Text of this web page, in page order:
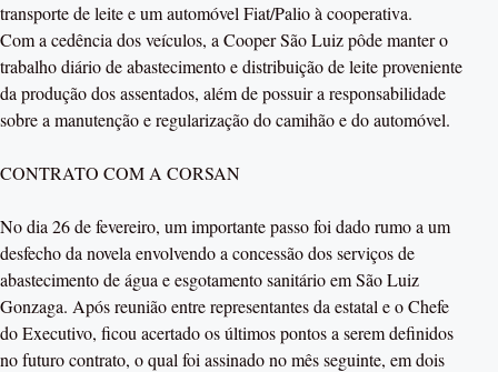
transporte de leite e um automóvel Fiat/Palio à cooperativa.
Com a cedência dos veículos, a Cooper São Luiz pôde manter o
trabalho diário de abastecimento e distribuição de leite proveniente
da produção dos assentados, além de possuir a responsabilidade
sobre a manutenção e regularização do camihão e do automóvel.
CONTRATO COM A CORSAN
No dia 26 de fevereiro, um importante passo foi dado rumo a um
desfecho da novela envolvendo a concessão dos serviços de
abastecimento de água e esgotamento sanitário em São Luiz
Gonzaga. Após reunião entre representantes da estatal e o Chefe
do Executivo, ficou acertado os últimos pontos a serem definidos
no futuro contrato, o qual foi assinado no mês seguinte, em dois